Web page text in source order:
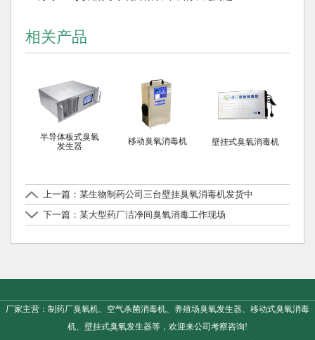
相关产品
半导体板式臭氧
发生器
移动臭氧消毒机 壁挂式臭氧消毒机
上一篇：某生物制药公司三台壁挂臭氧消毒机发货中
下一篇：某大型药厂洁净间臭氧消毒工作现场
厂家主营：制药厂臭氧机、空气杀菌消毒机、养殖场臭氧发生器、移动式臭氧消毒
机、壁挂式臭氧发生器等，欢迎来公司考察咨询!